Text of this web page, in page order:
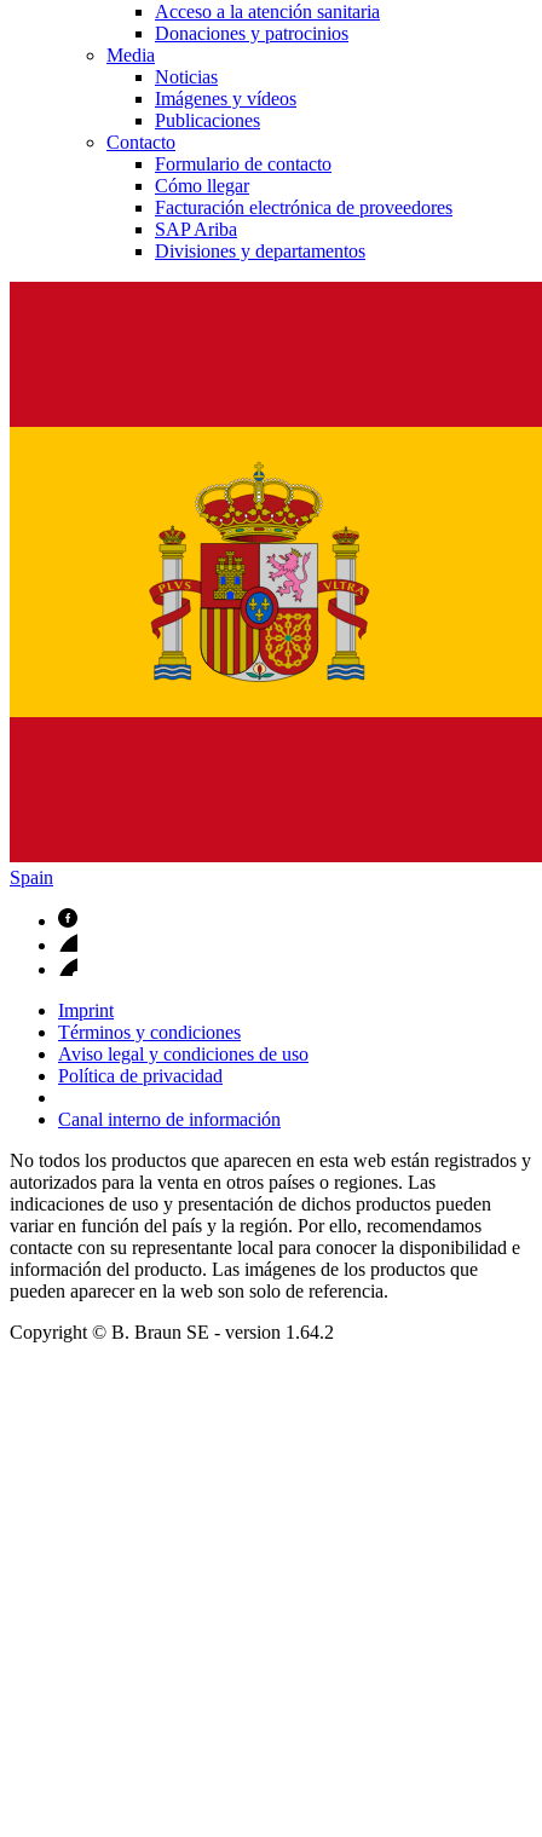
Acceso a la atención sanitaria
Donaciones y patrocinios
Media
Noticias
Imágenes y vídeos
Publicaciones
Contacto
Formulario de contacto
Cómo llegar
Facturación electrónica de proveedores
SAP Ariba
Divisiones y departamentos
Spain
Imprint
Términos y condiciones
Aviso legal y condiciones de uso
Política de privacidad
Canal interno de información
No todos los productos que aparecen en esta web están registrados y
autorizados para la venta en otros países o regiones. Las
indicaciones de uso y presentación de dichos productos pueden
variar en función del país y la región. Por ello, recomendamos
contacte con su representante local para conocer la disponibilidad e
información del producto. Las imágenes de los productos que
pueden aparecer en la web son solo de referencia.
Copyright © B. Braun SE - version 1.64.2